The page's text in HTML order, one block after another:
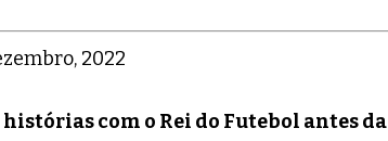
2022
com o Rei do Futebol antes da